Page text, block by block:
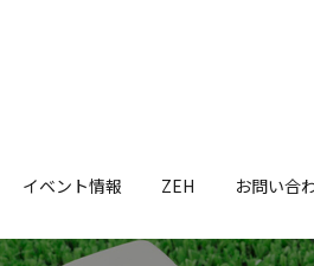
イベント情報 ZEH お問い合